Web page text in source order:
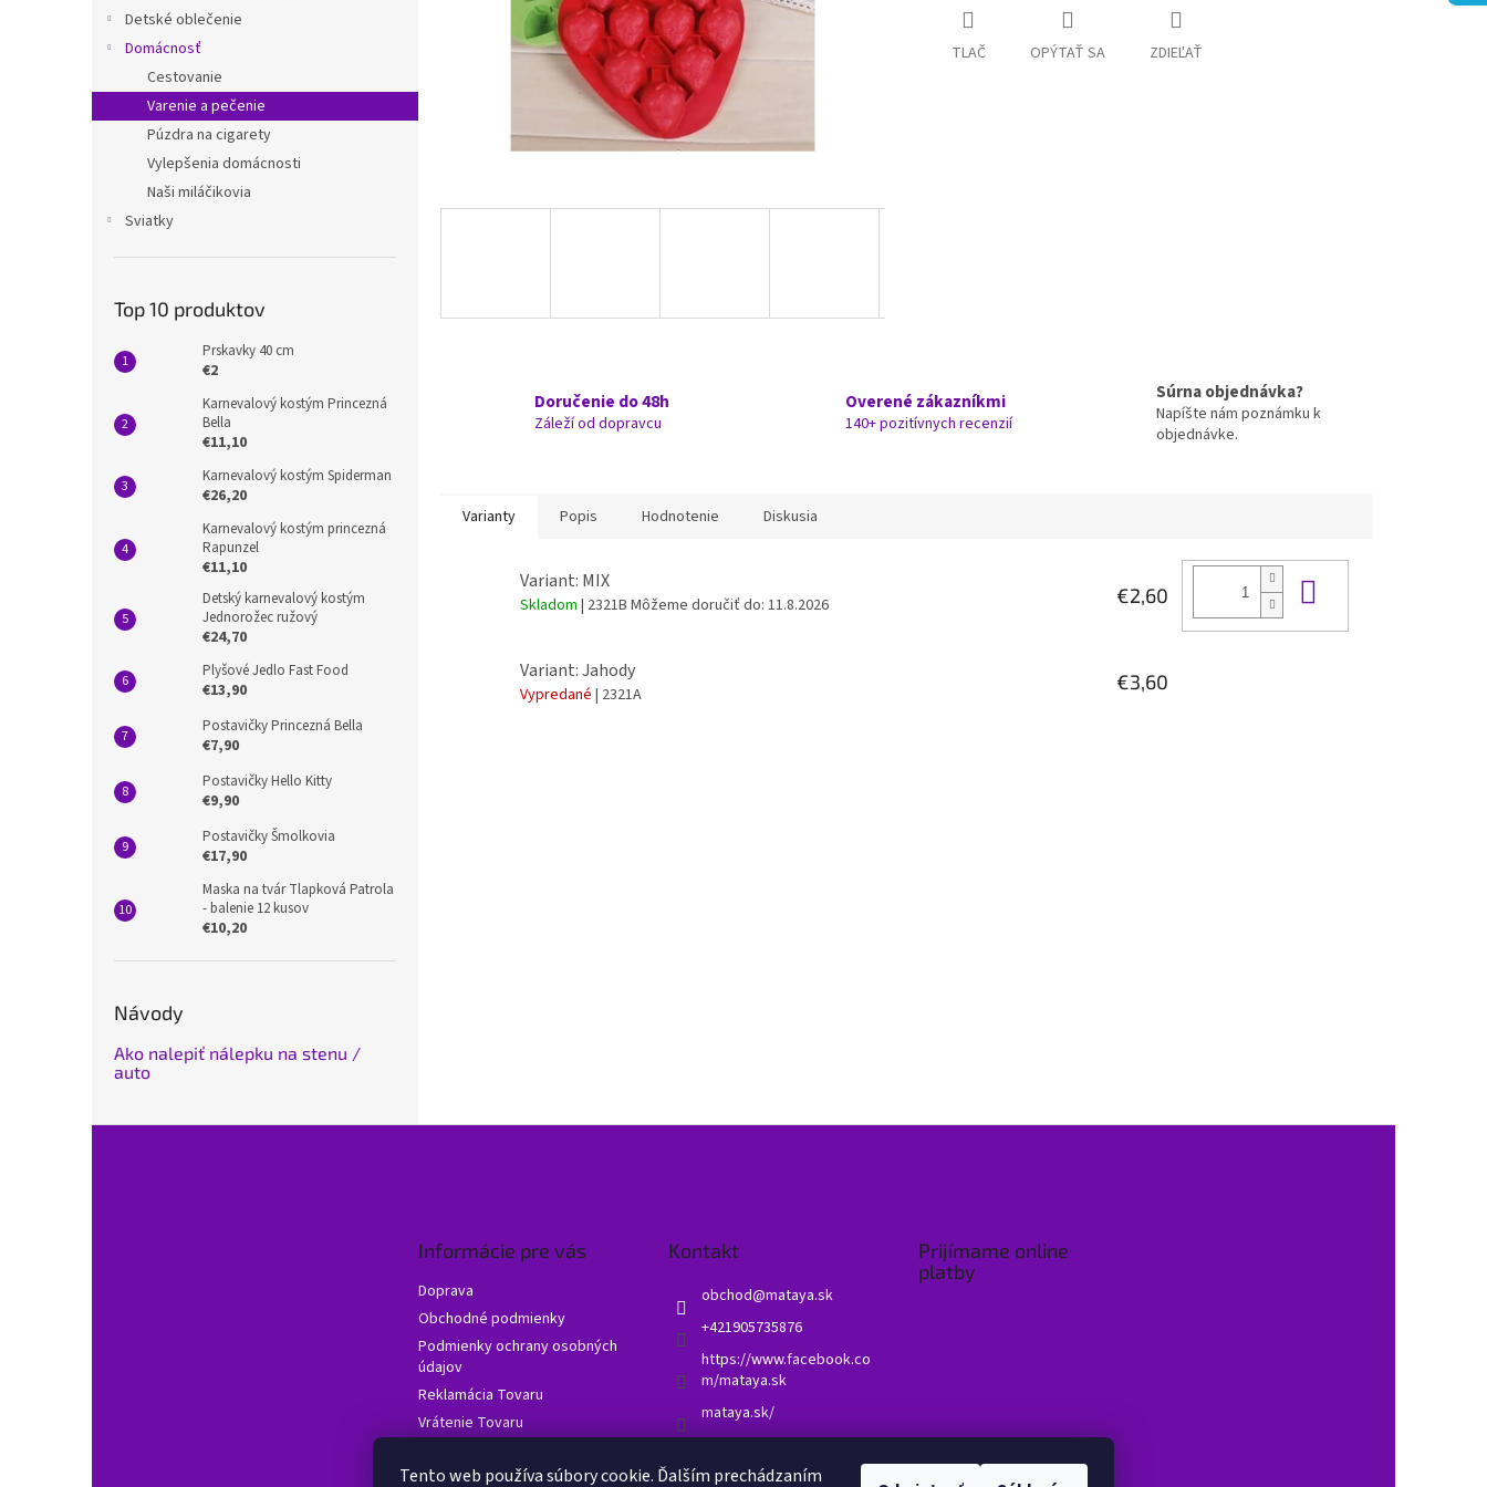
Tento web používa súbory cookie. Ďalším prechádzaním
Detské oblečenie
Domácnosť
Cestovanie
Varenie a pečenie
Púzdra na cigarety
Vylepšenia domácnosti
Naši miláčikovia
Sviatky
Top 10 produktov
Prskavky 40 cm
€2
Karnevalový kostým Princezná
Bella
€11,10
Karnevalový kostým Spiderman
€26,20
Karnevalový kostým princezná
Rapunzel
€11,10
Detský karnevalový kostým
Jednorožec ružový
€24,70
Plyšové Jedlo Fast Food
€13,90
Postavičky Princezná Bella
€7,90
Postavičky Hello Kitty
€9,90
Postavičky Šmolkovia
€17,90
Maska na tvár Tlapková Patrola
- balenie 12 kusov
€10,20
Návody
Ako nalepiť nálepku na stenu /
auto
TLAČ OPÝTAŤ SA ZDIEĽAŤ
Doručenie do 48h
Záleží od dopravcu
Overené zákazníkmi
140+ pozitívnych recenzií
Súrna objednávka?
Napíšte nám poznámku k
objednávke.
Varianty Popis Hodnotenie Diskusia
Variant: MIX
Skladom | 2321B Môžeme doručiť do: 11.8.2026 €2,60
Variant: Jahody
Vypredané | 2321A
€3,60
Informácie pre vás
Doprava
Obchodné podmienky
Podmienky ochrany osobných
údajov
Reklamácia Tovaru
Vrátenie Tovaru
Hodnotenie obchodu
Kontakt
obchod@mataya.sk
+421905735876
https://www.facebook.co
m/mataya.sk
mataya.sk/
Prijímame online
platby